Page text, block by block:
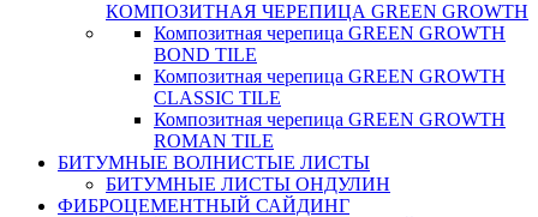
КОМПОЗИТНАЯ ЧЕРЕПИЦА GREEN GROWTH
Композитная черепица GREEN GROWTH
BOND TILE
Композитная черепица GREEN GROWTH
CLASSIC TILE
Композитная черепица GREEN GROWTH
ROMAN TILE
БИТУМНЫЕ ВОЛНИСТЫЕ ЛИСТЫ
БИТУМНЫЕ ЛИСТЫ ОНДУЛИН
ФИБРОЦЕМЕНТНЫЙ САЙДИНГ